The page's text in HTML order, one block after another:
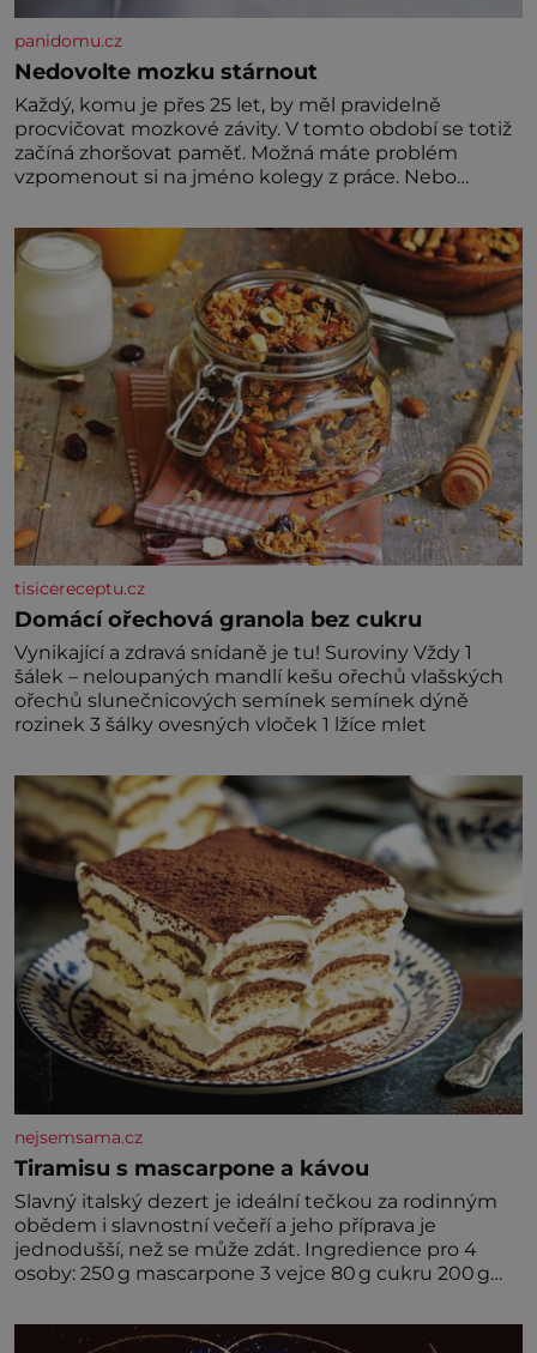
panidomu.cz
Nedovolte mozku stárnout
Každý, komu je přes 25 let, by měl pravidelně
procvičovat mozkové závity. V tomto období se totiž
začíná zhoršovat paměť. Možná máte problém
vzpomenout si na jméno kolegy z práce. Nebo
nedávno přečetli. Je to opravdu tak, s věkem jako
kdyby se paměť rozhodla stávkovat. Cvičte
tisicereceptu.cz
Domácí ořechová granola bez cukru
Vynikající a zdravá snídaně je tu! Suroviny Vždy 1
šálek – neloupaných mandlí kešu ořechů vlašských
ořechů slunečnicových semínek semínek dýně
rozinek 3 šálky ovesných vloček 1 lžíce mlet
nejsemsama.cz
Tiramisu s mascarpone a kávou
Slavný italský dezert je ideální tečkou za rodinným
obědem i slavnostní večeří a jeho příprava je
jednodušší, než se může zdát. Ingredience pro 4
osoby: 250 g mascarpone 3 vejce 80 g cukru 200 g
amaretta kakao na posypání Postup: Oddělte
žloutky od bílků. Žloutky vyšlehejte s cukrem do